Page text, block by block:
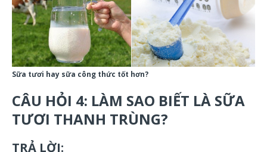
Sữa tươi hay sữa công thức tốt hơn?
CÂU HỎI 4: LÀM SAO BIẾT LÀ SỮA
TƯƠI THANH TRÙNG?
TRẢ LỜI: